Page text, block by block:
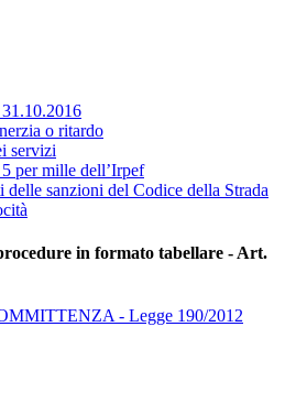
o ritardo
servizi
per mille dell’Irpef
sanzioni del Codice della Strada
in formato tabellare - Art.
- Legge 190/2012